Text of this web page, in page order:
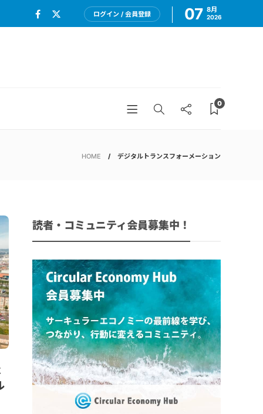
ログイン / 会員登録 07 8月
2026
0
HOME デジタルトランスフォーメーション
読者・コミュニティ会員募集中！